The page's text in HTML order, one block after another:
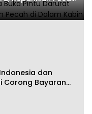
dan
Corong Bayaran